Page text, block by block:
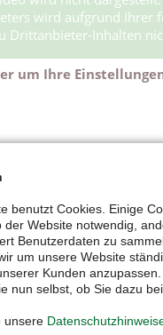
wird aufgrund Ihrer
Drittanbieter-Inhalten
um Ihre
benutzt Cookies. Einige
der Website notwendig,
Benutzerdaten zu
um unsere Website
Kunden
nun selbst, ob Sie dazu
unsere